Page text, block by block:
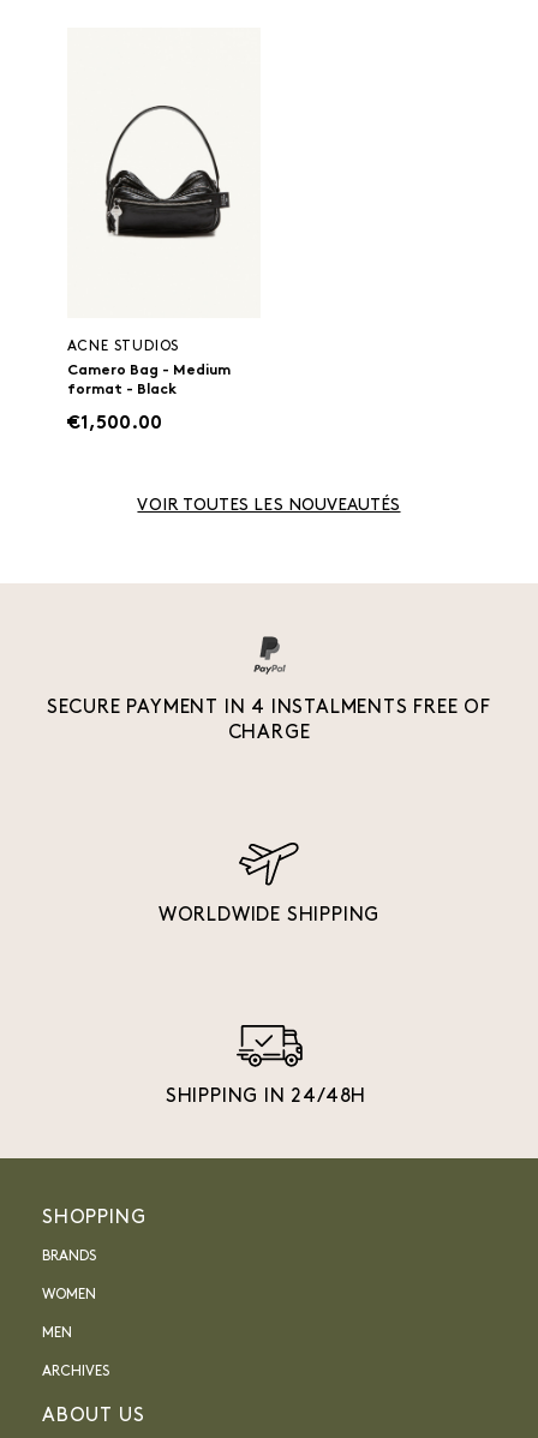
ACNE STUDIOS
Camero Bag - Medium
format - Black
€1,500.00
VOIR TOUTES LES NOUVEAUTÉS
SECURE PAYMENT IN 4 INSTALMENTS FREE OF
CHARGE
WORLDWIDE SHIPPING
SHIPPING IN 24/48H
SHOPPING
BRANDS
WOMEN
MEN
ARCHIVES
ABOUT US